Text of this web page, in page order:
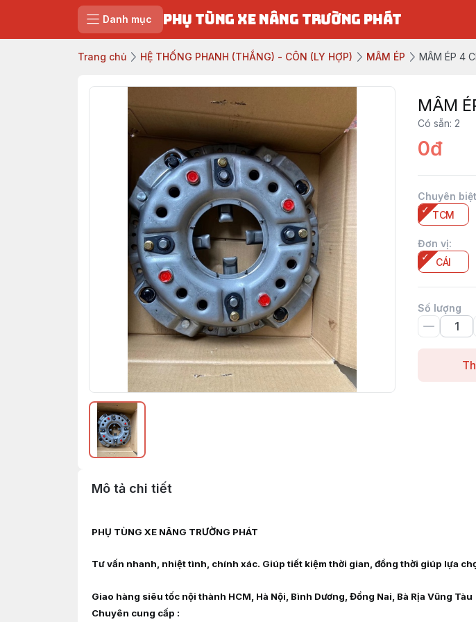
Danh mục PHỤ TÙNG XE NÂNG TRƯỜNG PHÁT
Trang chủ HỆ THỐNG PHANH (THẮNG) - CÔN (LY HỢP) MÂM ÉP MÂM ÉP 4
MÂM
Có sẵn: 2
0đ
Chuyên biệt
TCM
Đơn vị:
CÁI
Số lượng
Mô tả chi tiết
PHỤ TÙNG XE NÂNG TRƯỜNG PHÁT
Tư vấn nhanh, nhiệt tình, chính xác. Giúp tiết kiệm thời gian, đồng thời giúp lựa
Giao hàng siêu tốc nội thành HCM, Hà Nội, Bình Dương, Đồng Nai, Bà Rịa Vũng Tàu
Chuyên cung cấp :